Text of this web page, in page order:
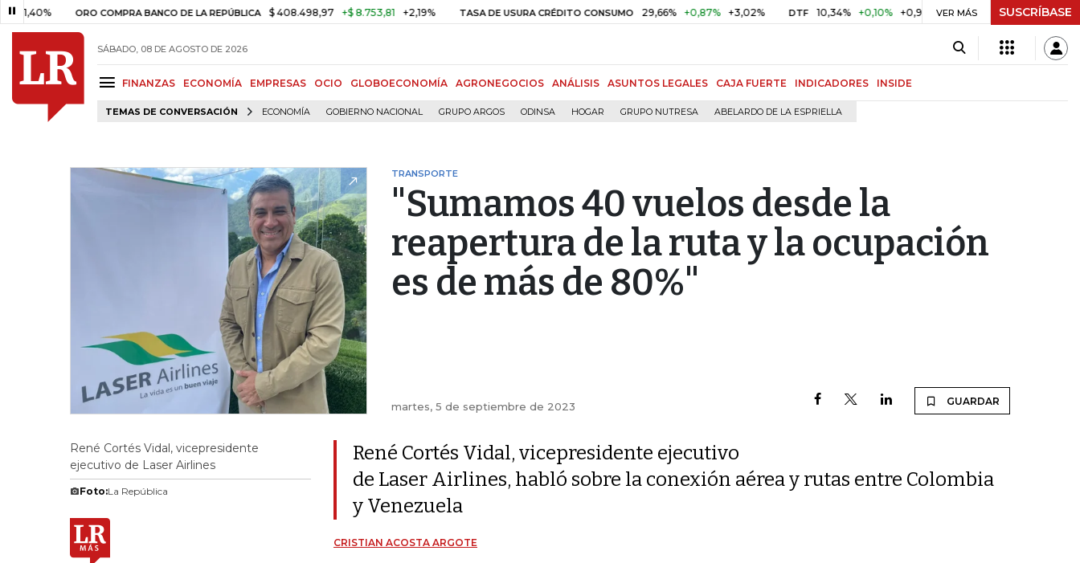
ORO COMPRA BANCO DE LA REPÚBLICA $ 408.498,97 +$ 8.753,81 +2,19% TASA DE USURA CRÉDITO CONSUMO 29,66% +0,87% +3,02% DTF 10,34% +0,10% +0,98% UVR $ 416,96 +$ 0,05 +0,01%
VER MÁS SUSCRÍBASE
SÁBADO, 08 DE AGOSTO DE 2026
FINANZAS ECONOMÍA EMPRESAS OCIO GLOBOECONOMÍA AGRONEGOCIOS ANÁLISIS ASUNTOS LEGALES CAJA FUERTE INDICADORES INSIDE
TEMAS DE CONVERSACIÓN ECONOMÍA GOBIERNO NACIONAL GRUPO ARGOS ODINSA HOGAR GRUPO NUTRESA ABELARDO DE LA ESPRIELLA
TRANSPORTE
"Sumamos 40 vuelos desde la
reapertura de la ruta y la ocupación
es de más de 80%"
martes, 5 de septiembre de 2023 GUARDAR
René Cortés Vidal, vicepresidente
ejecutivo de Laser Airlines
Foto:La República
René Cortés Vidal, vicepresidente ejecutivo
de Laser Airlines, habló sobre la conexión aérea y rutas entre Colombia
y Venezuela
CRISTIAN ACOSTA ARGOTE